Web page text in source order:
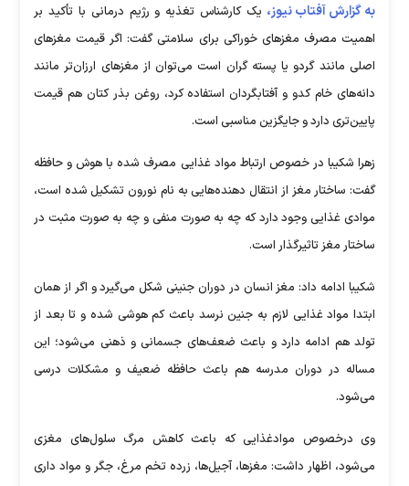
به گزارش آفتاب نیوز، یک کارشناس تغذیه و رژیم درمانی با تأکید بر
اهمیت مصرف مغز‌های خوراکی برای سلامتی گفت: اگر قیمت مغز‌های
اصلی مانند گردو یا پسته گران است می‌توان از مغز‌های ارزان‌تر مانند
دانه‌های خام کدو و آفتابگردان استفاده کرد، روغن بذر کتان هم قیمت
پایین‌تری دارد و جایگزین مناسبی است.
‌زهرا شکیبا در خصوص ارتباط مواد غذایی مصرف شده با هوش و حافظه
گفت: ساختار مغز از انتقال دهنده‌هایی به نام نورون تشکیل شده است،
موادی غذایی وجود دارد که چه به صورت منفی و چه به صورت مثبت در
ساختار مغز تاثیر‌گذار است.
شکیبا ادامه داد: مغز انسان در دوران جنینی شکل می‌گیرد و اگر از همان
ابتدا مواد غذایی لازم به جنین نرسد باعث کم هوشی شده و تا بعد از
تولد هم ادامه دارد و باعث ضعف‌های جسمانی و ذهنی می‌شود؛ این
مساله در دوران مدرسه هم باعث حافظه ضعیف و مشکلات درسی
می‌شود.
وی درخصوص موادغذایی که باعث کاهش مرگ سلول‌های مغزی
می‌شود، اظهار داشت: مغزها، آجیل‌ها، زرده تخم مرغ، جگر و مواد داری